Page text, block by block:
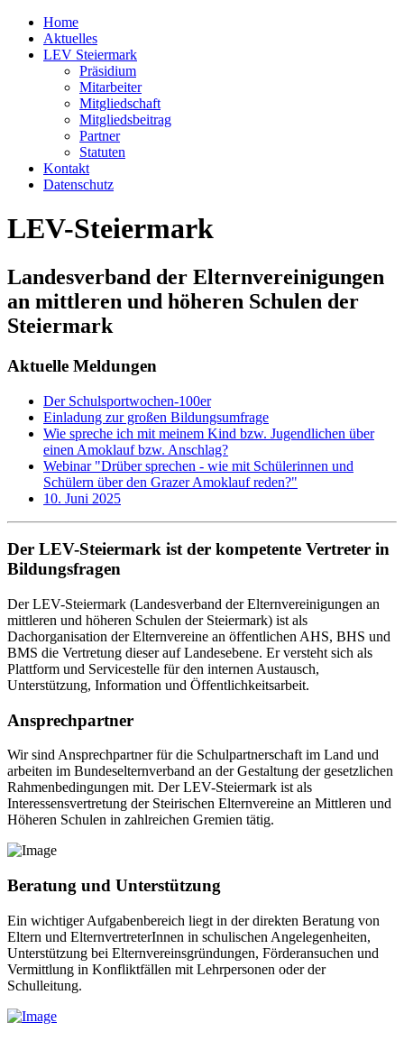
Home
Aktuelles
LEV Steiermark
Präsidium
Mitarbeiter
Mitgliedschaft
Mitgliedsbeitrag
Partner
Statuten
Kontakt
Datenschutz
LEV-Steiermark
Landesverband der Elternvereinigungen
an mittleren und höheren Schulen der
Steiermark
Aktuelle Meldungen
Der Schulsportwochen-100er
Einladung zur großen Bildungsumfrage
Wie spreche ich mit meinem Kind bzw. Jugendlichen über
einen Amoklauf bzw. Anschlag?
Webinar "Drüber sprechen - wie mit Schülerinnen und
Schülern über den Grazer Amoklauf reden?"
10. Juni 2025
Der LEV-Steiermark ist der kompetente Vertreter in
Bildungsfragen
Der LEV-Steiermark (Landesverband der Elternvereinigungen an
mittleren und höheren Schulen der Steiermark) ist als
Dachorganisation der Elternvereine an öffentlichen AHS, BHS und
BMS die Vertretung dieser auf Landesebene. Er versteht sich als
Plattform und Servicestelle für den internen Austausch,
Unterstützung, Information und Öffentlichkeitsarbeit.
Ansprechpartner
Wir sind Ansprechpartner für die Schulpartnerschaft im Land und
arbeiten im Bundeselternverband an der Gestaltung der gesetzlichen
Rahmenbedingungen mit. Der LEV-Steiermark ist als
Interessensvertretung der Steirischen Elternvereine an Mittleren und
Höheren Schulen in zahlreichen Gremien tätig.
Beratung und Unterstützung
Ein wichtiger Aufgabenbereich liegt in der direkten Beratung von
Eltern und ElternvertreterInnen in schulischen Angelegenheiten,
Unterstützung bei Elternvereinsgründungen, Förderansuchen und
Vermittlung in Konfliktfällen mit Lehrpersonen oder der
Schulleitung.